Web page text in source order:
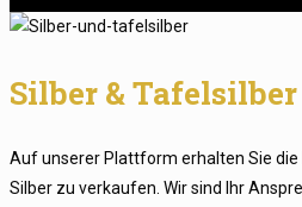
Silber &
Auf unserer Plattform erhalten Sie
Silber zu verkaufen. Wir sind Ihr